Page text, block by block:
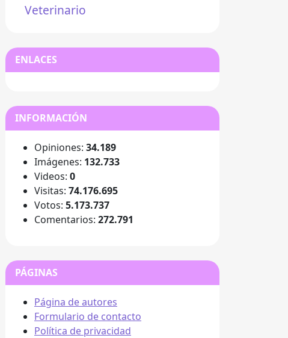
Veterinario
ENLACES
INFORMACIÓN
Opiniones: 34.189
Imágenes: 132.733
Videos: 0
Visitas: 74.176.695
Votos: 5.173.737
Comentarios: 272.791
PÁGINAS
Página de autores
Formulario de contacto
Política de privacidad